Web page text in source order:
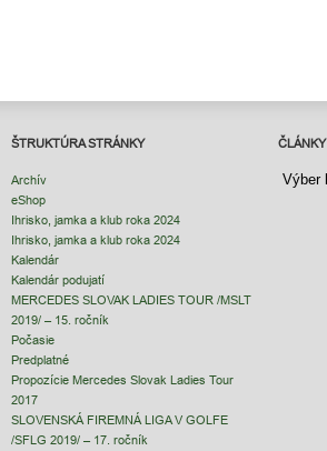
ŠTRUKTÚRA STRÁNKY
Archív
eShop
Ihrisko, jamka a klub roka 2024
Ihrisko, jamka a klub roka 2024
Kalendár
Kalendár podujatí
MERCEDES SLOVAK LADIES TOUR /MSLT
2019/ – 15. ročník
Počasie
Predplatné
Propozície Mercedes Slovak Ladies Tour
2017
SLOVENSKÁ FIREMNÁ LIGA V GOLFE
/SFLG 2019/ – 17. ročník
ČLÁNKY
ČLÁNKY